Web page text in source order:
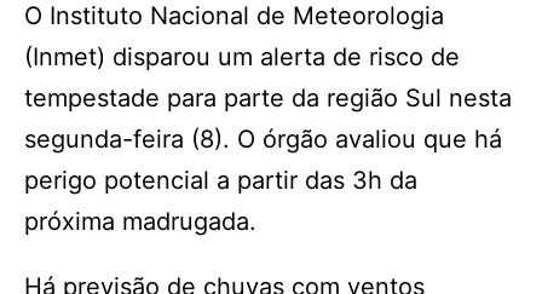
O Instituto Nacional de Meteorologia
(Inmet) disparou um alerta de risco de
tempestade para parte da região Sul nesta
segunda-feira (8). O órgão avaliou que há
perigo potencial a partir das 3h da
próxima madrugada.
Há previsão de chuvas com ventos